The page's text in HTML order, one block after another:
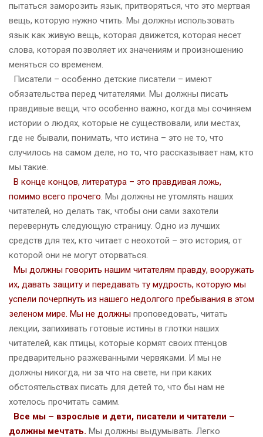
пытаться заморозить язык, притворяться, что это мертвая
вещь, которую нужно чтить. Мы должны использовать
язык как живую вещь, которая движется, которая несет
слова, которая позволяет их значениям и произношению
меняться со временем.
Писатели – особенно детские писатели – имеют
обязательства перед читателями. Мы должны писать
правдивые вещи, что особенно важно, когда мы сочиняем
истории о людях, которые не существовали, или местах,
где не бывали, понимать, что истина – это не то, что
случилось на самом деле, но то, что рассказывает нам, кто
мы такие.
В конце концов, литература – это правдивая ложь,
помимо всего прочего. Мы должны не утомлять наших
читателей, но делать так, чтобы они сами захотели
перевернуть следующую страницу. Одно из лучших
средств для тех, кто читает с неохотой – это история, от
которой они не могут оторваться.
Мы должны говорить нашим читателям правду, вооружать
их, давать защиту и передавать ту мудрость, которую мы
успели почерпнуть из нашего недолгого пребывания в этом
зеленом мире. Мы не должны проповедовать, читать
лекции, запихивать готовые истины в глотки наших
читателей, как птицы, которые кормят своих птенцов
предварительно разжеванными червяками. И мы не
должны никогда, ни за что на свете, ни при каких
обстоятельствах писать для детей то, что бы нам не
хотелось прочитать самим.
Все мы – взрослые и дети, писатели и читатели –
должны мечтать. Мы должны выдумывать. Легко